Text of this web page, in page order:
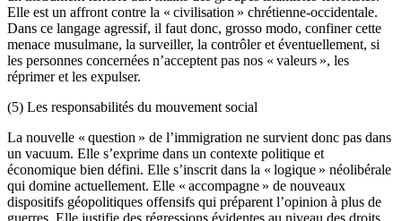
Elle est un affront contre la « civilisation » chrétienne-occidentale.
Dans ce langage agressif, il faut donc, grosso modo, confiner cette
menace musulmane, la surveiller, la contrôler et éventuellement, si
les personnes concernées n’acceptent pas nos « valeurs », les
réprimer et les expulser.
(5) Les responsabilités du mouvement social
La nouvelle « question » de l’immigration ne survient donc pas dans
un vacuum. Elle s’exprime dans un contexte politique et
économique bien défini. Elle s’inscrit dans la « logique » néolibérale
qui domine actuellement. Elle « accompagne » de nouveaux
dispositifs géopolitiques offensifs qui préparent l’opinion à plus de
guerres. Elle justifie des régressions évidentes au niveau des droits